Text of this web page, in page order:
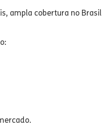
ampla cobertura no Brasil